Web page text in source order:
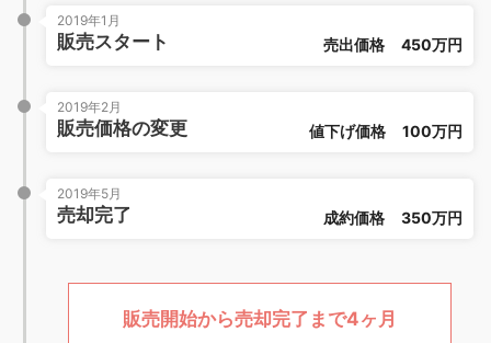
2019年1月
販売スタート 売出価格 450万円
2019年2月
販売価格の変更 値下げ価格 100万円
2019年5月
売却完了 成約価格 350万円
販売開始から売却完了まで4ヶ月